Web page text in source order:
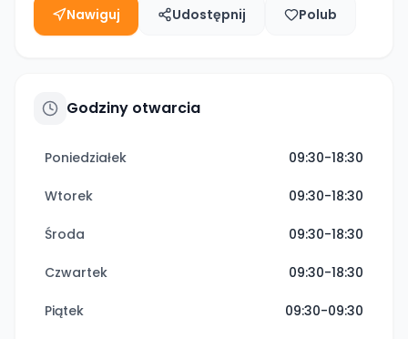
Nawiguj Udostępnij Polub
Godziny otwarcia
Poniedziałek 09:30-18:30
Wtorek 09:30-18:30
Środa 09:30-18:30
Czwartek 09:30-18:30
Piątek 09:30-09:30